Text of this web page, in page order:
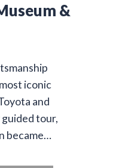
&
iconic
and
tour,
became…